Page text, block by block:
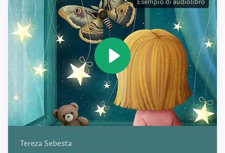
Esempio di audiolibro
Tereza Sebesta